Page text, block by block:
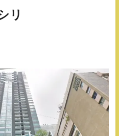
リ